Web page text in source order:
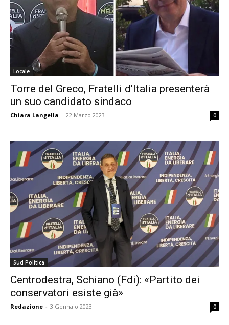
Locale
Torre del Greco, Fratelli d’Italia presenterà
un suo candidato sindaco
Chiara Langella - 22 Marzo 2023 0
Sud Politica
Centrodestra, Schiano (Fdi): «Partito dei
conservatori esiste già»
Redazione - 3 Gennaio 2023 0